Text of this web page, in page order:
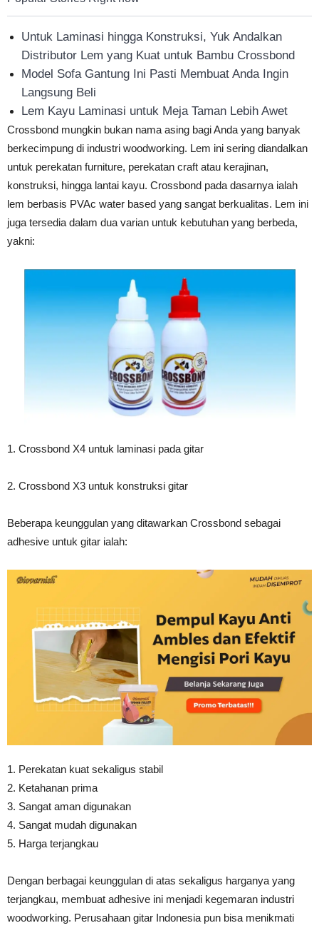
Untuk Laminasi hingga Konstruksi, Yuk Andalkan
Distributor Lem yang Kuat untuk Bambu Crossbond
Model Sofa Gantung Ini Pasti Membuat Anda Ingin
Langsung Beli
Lem Kayu Laminasi untuk Meja Taman Lebih Awet
Crossbond mungkin bukan nama asing bagi Anda yang banyak
berkecimpung di industri woodworking. Lem ini sering diandalkan
untuk perekatan furniture, perekatan craft atau kerajinan,
konstruksi, hingga lantai kayu. Crossbond pada dasarnya ialah
lem berbasis PVAc water based yang sangat berkualitas. Lem ini
juga tersedia dalam dua varian untuk kebutuhan yang berbeda,
yakni:
1. Crossbond X4 untuk laminasi pada gitar
2. Crossbond X3 untuk konstruksi gitar
Beberapa keunggulan yang ditawarkan Crossbond sebagai
adhesive untuk gitar ialah:
1. Perekatan kuat sekaligus stabil
2. Ketahanan prima
3. Sangat aman digunakan
4. Sangat mudah digunakan
5. Harga terjangkau
Dengan berbagai keunggulan di atas sekaligus harganya yang
terjangkau, membuat adhesive ini menjadi kegemaran industri
woodworking. Perusahaan gitar Indonesia pun bisa menikmati